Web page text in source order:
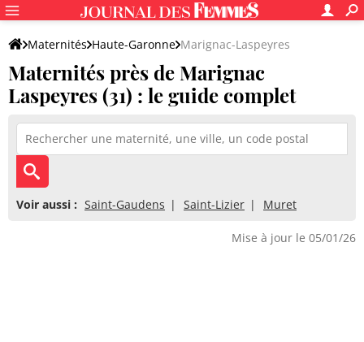
Maternités Haute-Garonne Marignac-Laspeyres
Maternités près de Marignac
Laspeyres (31) : le guide complet
Voir aussi : Saint-Gaudens Saint-Lizier Muret
Mise à jour le 05/01/26